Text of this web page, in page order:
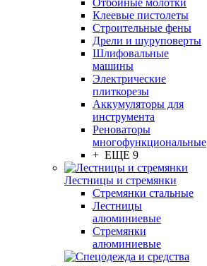
Отбойные молотки
Клеевые пистолеты
Строительные фены
Дрели и шуруповерты
Шлифовальные
машины
Электрические
плиткорезы
Аккумуляторы для
инструмента
Реноваторы
многофункциональные
+ ЕЩЕ 9
Лестницы и стремянки
Стремянки стальные
Лестницы
алюминиевые
Стремянки
алюминиевые